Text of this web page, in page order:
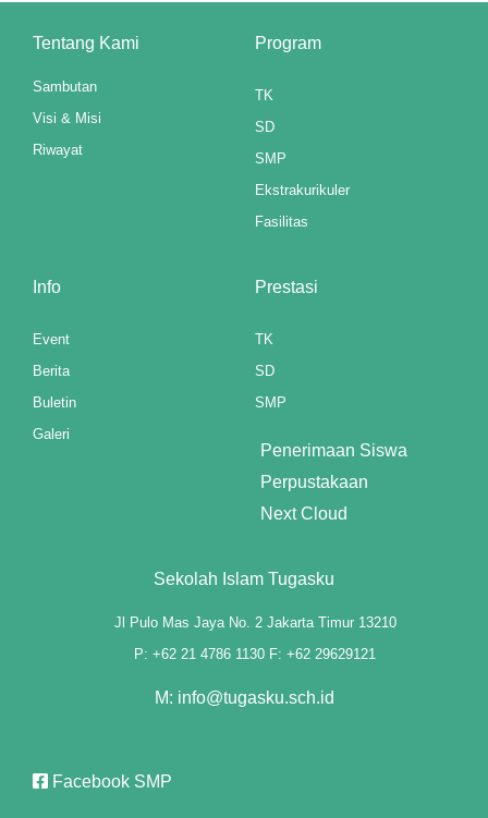
Tentang Kami
Sambutan
Visi & Misi
Riwayat
Program
TK
SD
SMP
Ekstrakurikuler
Fasilitas
Info
Event
Berita
Buletin
Galeri
Prestasi
TK
SD
SMP
Penerimaan Siswa
Perpustakaan
Next Cloud
Sekolah Islam Tugasku
Jl Pulo Mas Jaya No. 2 Jakarta Timur 13210
P: +62 21 4786 1130 F: +62 29629121
M: info@tugasku.sch.id
Facebook SMP